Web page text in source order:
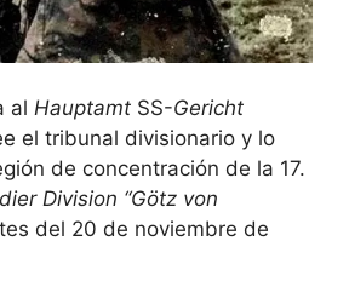
al Hauptamt SS-Gericht
el tribunal divisionario y lo
de concentración de la 17.
Division “Götz von
del 20 de noviembre de